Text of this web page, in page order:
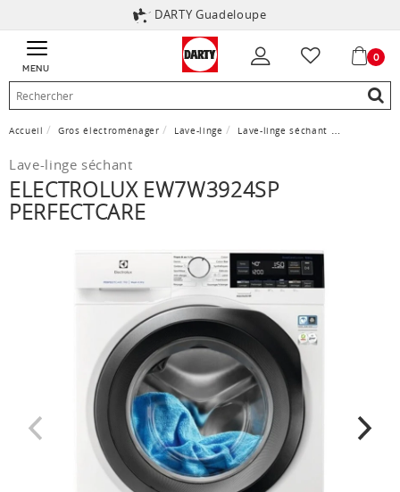
DARTY Guadeloupe
MENU
0
Accueil Gros électroménager Lave-linge Lave-linge séchant Electrolux
Lave-linge séchant
ELECTROLUX EW7W3924SP
PERFECTCARE